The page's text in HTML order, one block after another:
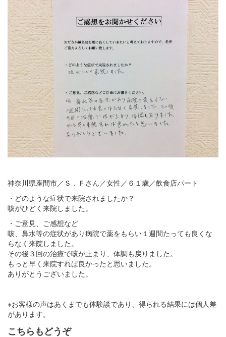
神奈川県座間市／Ｓ．Ｆさん／女性／６１歳／飲食店パート
・どのような症状で来院されましたか？
咳がひどく来院しました。
・ご意見、ご感想など
咳、鼻水等の症状があり病院で薬をもらい１週間たっても良くな
らなく来院しました。
その後３回の治療で咳が止まり、体調も戻りました。
もっと早く来院すれば良かったと思いました。
ありがとうございました。
※お客様の声はあくまでも体験談であり、得られる結果には個人差
があります。
こちらもどうぞ